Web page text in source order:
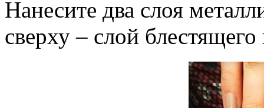
Нанесите два слоя
сверху – слой